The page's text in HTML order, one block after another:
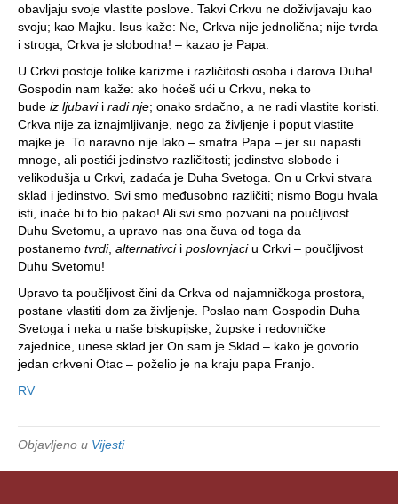
obavljaju svoje vlastite poslove. Takvi Crkvu ne doživljavaju kao
svoju; kao Majku. Isus kaže: Ne, Crkva nije jednolična; nije tvrda
i stroga; Crkva je slobodna! – kazao je Papa.
U Crkvi postoje tolike karizme i različitosti osoba i darova Duha!
Gospodin nam kaže: ako hoćeš ući u Crkvu, neka to
bude iz ljubavii radi nje; onako srdačno, a ne radi vlastite koristi.
Crkva nije za iznajmljivanje, nego za življenje i poput vlastite
majke je. To naravno nije lako – smatra Papa – jer su napasti
mnoge, ali postići jedinstvo različitosti; jedinstvo slobode i
velikodušja u Crkvi, zadaća je Duha Svetoga. On u Crkvi stvara
sklad i jedinstvo. Svi smo međusobno različiti; nismo Bogu hvala
isti, inače bi to bio pakao! Ali svi smo pozvani na poučljivost
Duhu Svetomu, a upravo nas ona čuva od toga da
postanemo tvrdi, alternativcii poslovnjaciu Crkvi – poučljivost
Duhu Svetomu!
Upravo ta poučljivost čini da Crkva od najamničkoga prostora,
postane vlastiti dom za življenje. Poslao nam Gospodin Duha
Svetoga i neka u naše biskupijske, župske i redovničke
zajednice, unese sklad jer On sam je Sklad – kako je govorio
jedan crkveni Otac – poželio je na kraju papa Franjo.
RV
Objavljeno u Vijesti